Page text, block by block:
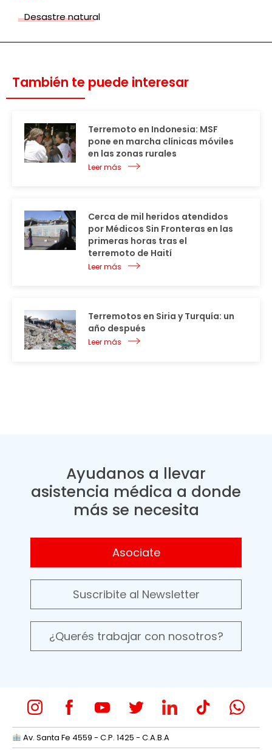
Desastre natural
También te puede interesar
Terremoto en Indonesia: MSF
pone en marcha clínicas móviles
en las zonas rurales
Leer más
Cerca de mil heridos atendidos
por Médicos Sin Fronteras en las
primeras horas tras el
terremoto de Haití
Leer más
Terremotos en Siria y Turquía: un
año después
Leer más
Ayudanos a llevar
asistencia médica a donde
más se necesita
Asociate
Suscribite al Newsletter
¿Querés trabajar con nosotros?
Av. Santa Fe 4559 - C.P. 1425 - C.A.B.A